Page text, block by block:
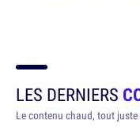
LES DERNIERS
Le contenu chaud, tout